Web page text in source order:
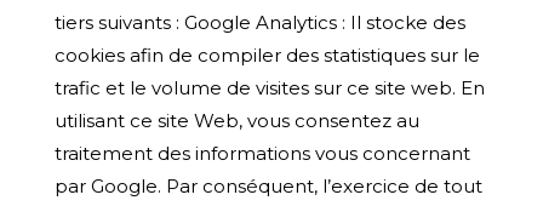
tiers suivants : Google Analytics : Il stocke des
cookies afin de compiler des statistiques sur le
trafic et le volume de visites sur ce site web. En
utilisant ce site Web, vous consentez au
traitement des informations vous concernant
par Google. Par conséquent, l’exercice de tout